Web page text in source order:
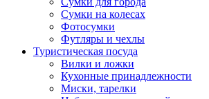
Сумки на колесах
Фотосумки
Футляры и чехлы
Туристическая посуда
Вилки и ложки
Кухонные принадлежности
Миски, тарелки